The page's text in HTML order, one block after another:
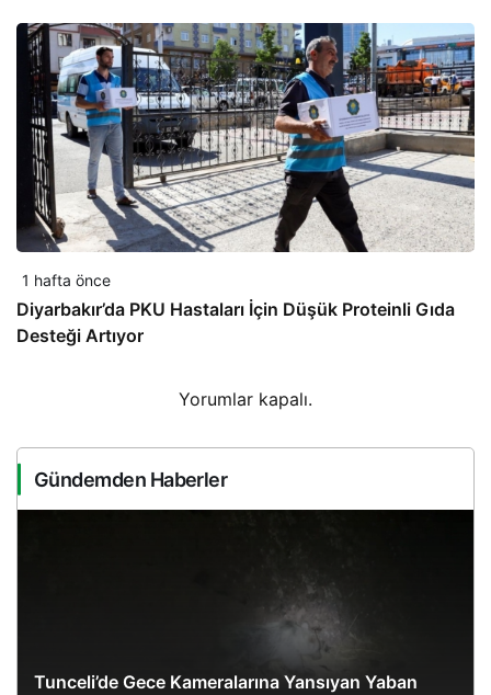
1 hafta önce
Diyarbakır’da PKU Hastaları İçin Düşük Proteinli Gıda
Desteği Artıyor
Yorumlar kapalı.
Gündemden Haberler
Tunceli’de Gece Kameralarına Yansıyan Yaban